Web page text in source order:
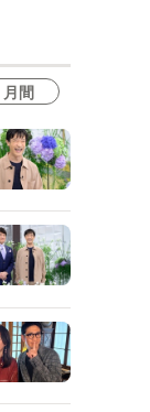
07月
03月
月間